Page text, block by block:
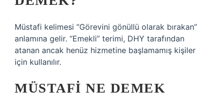
Müstafi kelimesi “Görevini gönüllü olarak bırakan”
anlamına gelir. “Emekli” terimi, DHY tarafından
atanan ancak henüz hizmetine başlamamış kişiler
için kullanılır.
MÜSTAFI NE DEMEK